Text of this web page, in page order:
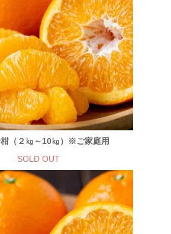
（２㎏～10㎏）※ご家庭用
SOLD OUT